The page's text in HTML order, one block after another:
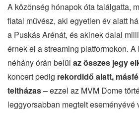
A közönség hónapok óta találgatta,
fiatal művész, aki egyetlen év alatt
a Puskás Arénát, és akinek dalai
érnek el a streaming platformokon.
néhány órán belül az összes jegy
koncert pedig rekordidő alatt,
teltházas– ezzel az MVM Dome
leggyorsabban megtelt eseményévé